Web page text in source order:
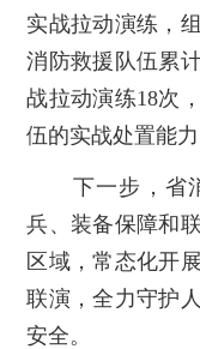
实战拉动演练，
消防救援队伍累
战拉动演练18次
伍的实战处置能力
下一步，省消
兵、装备保障和
区域，常态化开
联演，全力守护
安全。